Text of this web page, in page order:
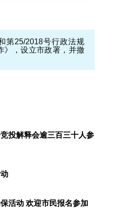
第25/2018号行政法规
》，设立市政署，并撤
投解释会逾三百三十人参
活动 欢迎市民报名参加